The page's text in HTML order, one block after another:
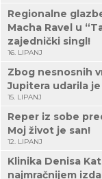
Regionalne
Macha Ravel u
zajednički singl!
16. LIPANJ
Zbog nesnosnih
Jupitera udarila je
15. LIPANJ
Reper iz sobe
Moj život je san!
12. LIPANJ
Klinika Denisa
najmračnijem